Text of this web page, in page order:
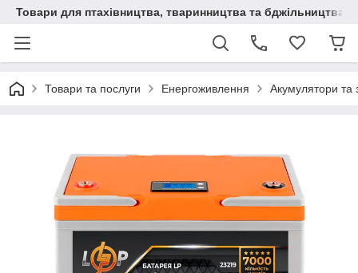
Товари для птахівництва, тваринництва та бджільництва
Товари та послуги Енергоживлення Акумулятори та